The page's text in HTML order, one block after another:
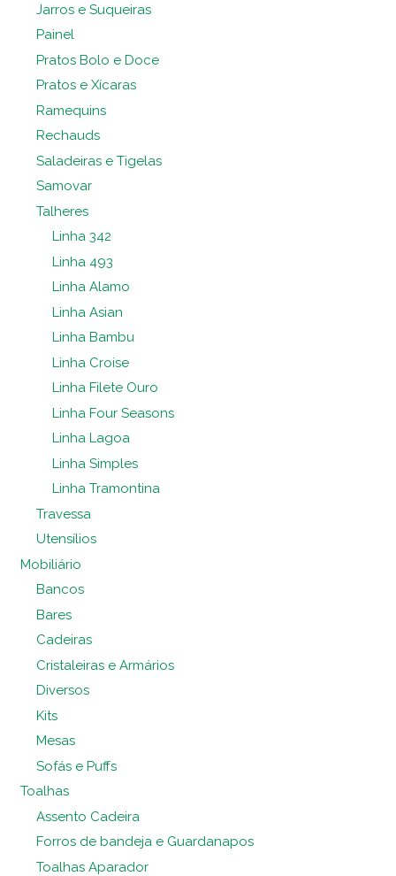
Jarros e Suqueiras
Painel
Pratos Bolo e Doce
Pratos e Xícaras
Ramequins
Rechauds
Saladeiras e Tigelas
Samovar
Talheres
Linha 342
Linha 493
Linha Alamo
Linha Asian
Linha Bambu
Linha Croise
Linha Filete Ouro
Linha Four Seasons
Linha Lagoa
Linha Simples
Linha Tramontina
Travessa
Utensílios
Mobiliário
Bancos
Bares
Cadeiras
Cristaleiras e Armários
Diversos
Kits
Mesas
Sofás e Puffs
Toalhas
Assento Cadeira
Forros de bandeja e Guardanapos
Toalhas Aparador